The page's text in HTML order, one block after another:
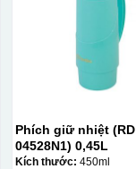
Phích giữ nhiệt (RD
04528N1) 0,45L
Kích thước: 450ml